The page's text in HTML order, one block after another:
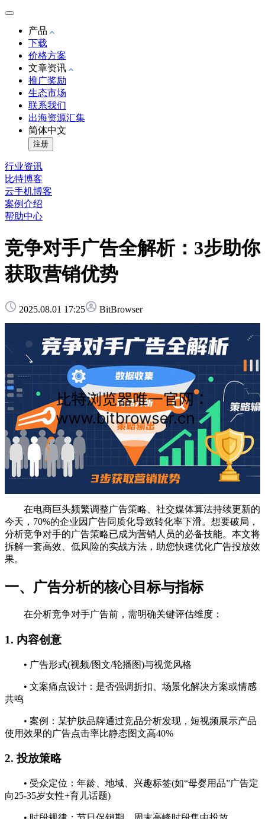
产品
下载
价格方案
文章资讯
推广奖励
生态市场
联系我们
出海资源汇集
简体中文
注册
行业资讯
比特博客
云手机博客
案例介绍
帮助中心
竞争对手广告全解析：3步助你
获取营销优势
2025.08.01 17:25 BitBrowser
在电商巨头频繁调整广告策略、社交媒体算法持续更新的
今天，70%的企业因广告同质化导致转化率下滑。想要破局，
分析竞争对手的广告策略已成为营销人员的必备技能。本文将
拆解一套高效、低风险的实战方法，助您快速优化广告投放效
果。
一、广告分析的核心目标与指标
在分析竞争对手广告前，需明确关键评估维度：
1. 内容创意
• 广告形式(视频/图文/轮播图)与视觉风格
• 文案痛点设计：是否强调折扣、场景化解决方案或情感
共鸣
• 案例：某护肤品牌通过竞品分析发现，短视频展示产品
使用效果的广告点击率比静态图文高40%
2. 投放策略
• 受众定位：年龄、地域、兴趣标签(如“母婴用品”广告定
向25-35岁女性+育儿话题)